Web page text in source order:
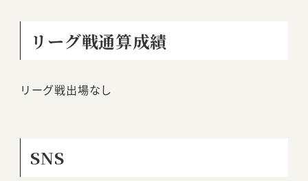
リーグ戦通算成績
リーグ戦出場なし
SNS